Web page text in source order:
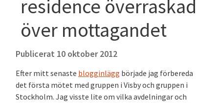
residence överraskad
över mottagandet
Publicerat 10 oktober 2012
Efter mitt senaste blogginlägg började jag förbereda
det första mötet med gruppen i Visby och gruppen i
Stockholm. Jag visste lite om vilka avdelningar och